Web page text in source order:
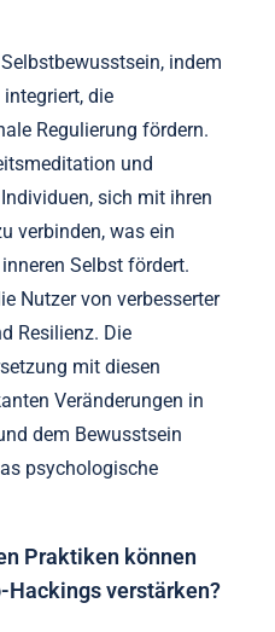
indem
die
Regulierung fördern.
und
sich mit ihren
verbinden, was ein
Selbst fördert.
Nutzer von verbesserter
Resilienz. Die
mit diesen
Veränderungen in
dem Bewusstsein
psychologische
Praktiken können
Hackings verstärken?